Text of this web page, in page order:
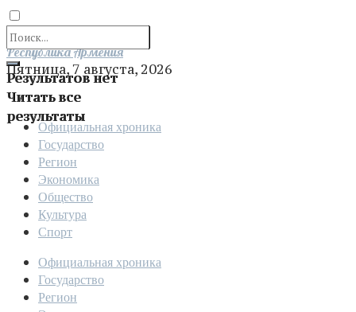
Результатов нет
Читать все
результаты
Отправить
Республика Армения
Пятница, 7 августа, 2026
Официальная хроника
Государство
Регион
Экономика
Общество
Культура
Спорт
Официальная хроника
Государство
Регион